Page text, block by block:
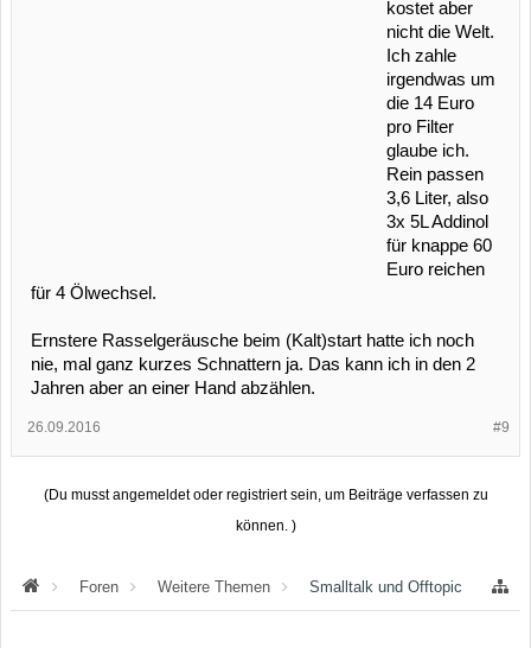
kostet aber
nicht die Welt.
Ich zahle
irgendwas um
die 14 Euro
pro Filter
glaube ich.
Rein passen
3,6 Liter, also
3x 5L Addinol
für knappe 60
Euro reichen
für 4 Ölwechsel.
Ernstere Rasselgeräusche beim (Kalt)start hatte ich noch
nie, mal ganz kurzes Schnattern ja. Das kann ich in den 2
Jahren aber an einer Hand abzählen.
#9
26.09.2016
(Du musst angemeldet oder registriert sein, um Beiträge verfassen zu
können. )
Foren Weitere Themen Smalltalk und Offtopic